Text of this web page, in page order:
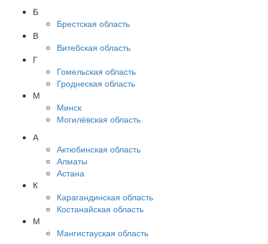
Б
Брестская область
В
Витебская область
Г
Гомельская область
Гроднеская область
М
Минск
Могилёвская область
А
Актюбинская область
Алматы
Астана
К
Карагандинская область
Костанайская область
М
Мангистауская область